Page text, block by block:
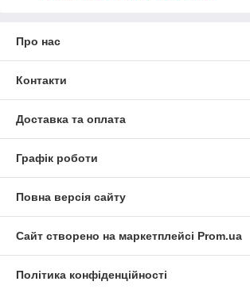
Про нас
Контакти
Доставка та оплата
Графік роботи
Повна версія сайту
Сайт створено на маркетплейсі Prom.ua
Політика конфіденційності